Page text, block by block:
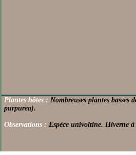
Plantes hôtes : Nombreuses plantes
purpurea).
Observations : Espèce univoltine. Hiverne